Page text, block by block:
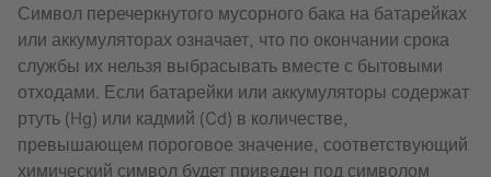
Символ перечеркнутого мусорного бака на батарейках
или аккумуляторах означает, что по окончании срока
службы их нельзя выбрасывать вместе с бытовыми
отходами. Если батарейки или аккумуляторы содержат
ртуть (Hg) или кадмий (Cd) в количестве,
превышающем пороговое значение, соответствующий
химический символ будет приведен под символом